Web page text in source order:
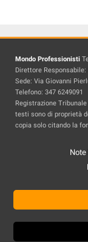
Mondo Professionisti
Direttore
Sede: Via Giovanni
Telefono: 347 6249091
Registrazione
testi sono di proprietà
copia solo citando la
Note